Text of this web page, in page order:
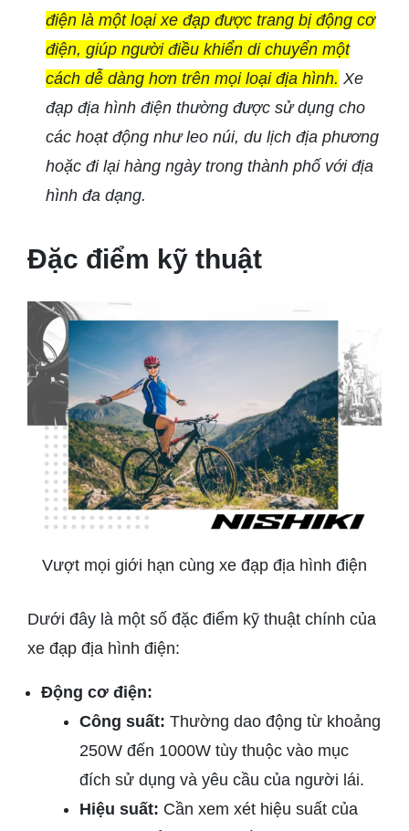
điện là một loại xe đạp được trang bị động cơ
điện, giúp người điều khiển di chuyển một
cách dễ dàng hơn trên mọi loại địa hình. Xe
đạp địa hình điện thường được sử dụng cho
các hoạt động như leo núi, du lịch địa phương
hoặc đi lại hàng ngày trong thành phố với địa
hình đa dạng.
Đặc điểm kỹ thuật
Vượt mọi giới hạn cùng xe đạp địa hình điện
Dưới đây là một số đặc điểm kỹ thuật chính của
xe đạp địa hình điện:
Động cơ điện:
Công suất: Thường dao động từ khoảng
250W đến 1000W tùy thuộc vào mục
đích sử dụng và yêu cầu của người lái.
Hiệu suất: Cần xem xét hiệu suất của